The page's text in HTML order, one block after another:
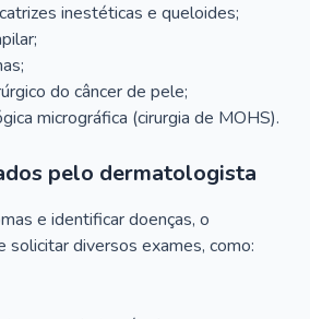
inestéticas e queloides;
do câncer de pele;
micrográfica (cirurgia de MOHS).
pelo dermatologista
e identificar doenças, o
diversos exames, como: